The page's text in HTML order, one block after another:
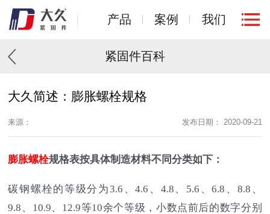
产品 案例 我们
紧固件百科
大久简述：膨胀螺栓规格
来源： 发布日期： 2020-09-21
膨胀螺栓规格表按具体制造材料不同分类如下：
碳钢螺栓的等级分为3.6、4.6、4.8、5.6、6.8、8.8、
9.8、10.9、12.9等10余个等级，小数点前后的数字分别